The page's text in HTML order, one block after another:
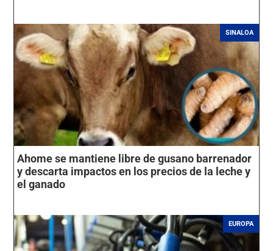
SINALOA
Ahome se mantiene libre de gusano barrenador
y descarta impactos en los precios de la leche y
el ganado
EUROPA